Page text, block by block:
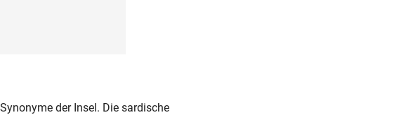
der Insel. Die sardische